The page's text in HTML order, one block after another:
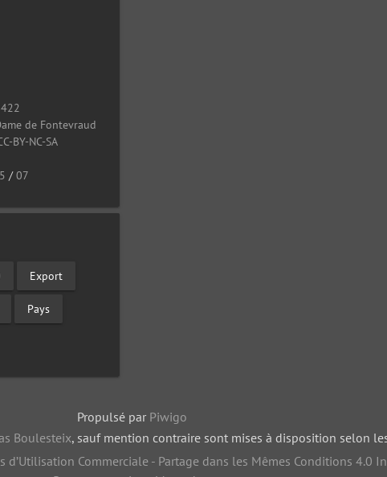
de Fontevraud
BY-NC-SA
/07
Export
Pays
Propulsé par Piwigo
Boulesteix, sauf mention contraire sont mises à disposition selon
d’Utilisation Commerciale - Partage dans les Mêmes Conditions 4.0